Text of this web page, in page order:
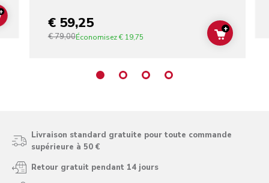
ADD TO CART€ 59,25
€ 79,00Économisez€ 19,75 ADD TO
+
Livraison standard gratuite pour toute commande
supérieure à 50 €
Retour gratuit pendant 14 jours